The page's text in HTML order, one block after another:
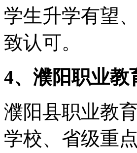
学生升学有望
致认可。
4、濮阳职业教
濮阳县职业教
学校、省级重